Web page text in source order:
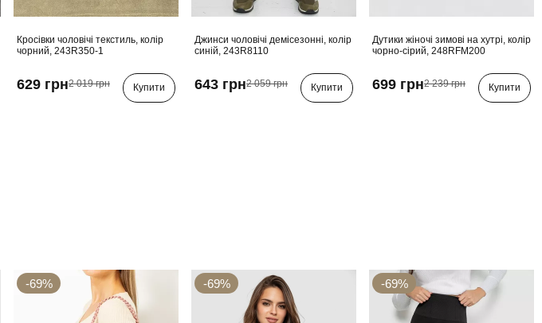
Кросівки чоловічі текстиль, колір
чорний, 243R350-1
629 грн2 019 грн Купити
Джинси чоловічі демісезонні, колір
синій, 243R8110
643 грн2 059 грн Купити
Дутики жіночі зимові на хутрі, колір
чорно-сірий, 248RFM200
699 грн2 239 грн Купити
-69% -69% -69%